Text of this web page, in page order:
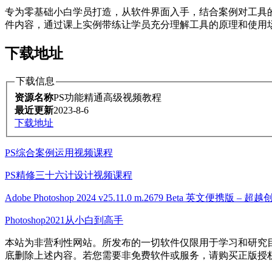
专为零基础小白学员打造，从软件界面入手，结合案例对工
件内容，通过课上实例带练让学员充分理解工具的原理和使
下载地址
下载信息
资源名称PS功能精通高级视频教程
最近更新2023-8-6
下载地址
PS综合案例运用视频课程
PS精修三十六计设计视频课程
Adobe Photoshop 2024 v25.11.0 m.2679 Beta 英文便携版 – 超
Photoshop2021从小白到高手
本站为非营利性网站。所发布的一切软件仅限用于学习和研
底删除上述内容。若您需要非免费软件或服务，请购买正版